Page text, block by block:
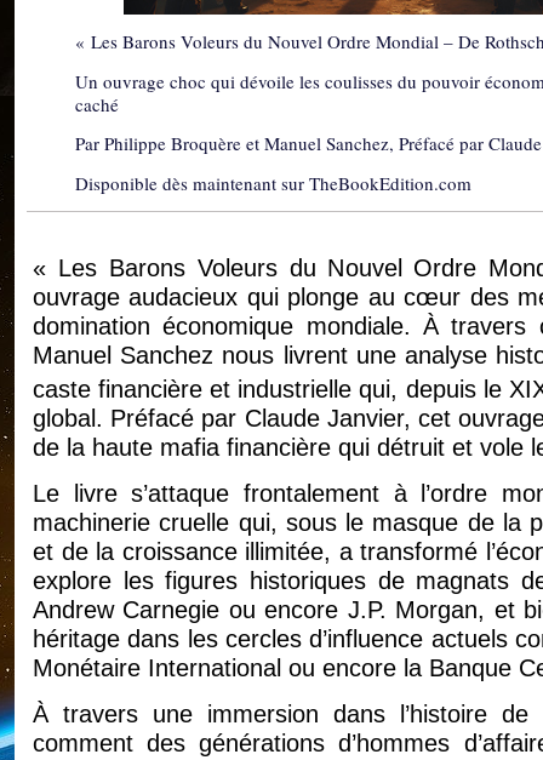
« Les Barons Voleurs du Nouvel Ordre Mondial – De
Un ouvrage choc qui dévoile les coulisses du pouvoir
caché
Par Philippe Broquère et Manuel Sanchez, Préfacé par
Disponible dès maintenant sur TheBookEdition.com
« Les Barons Voleurs du Nouvel Ordre
ouvrage audacieux qui plonge au cœur des
domination économique mondiale. À
Manuel Sanchez nous livrent une analyse
caste financière et industrielle qui, depuis le
global. Préfacé par Claude Janvier, cet
de la haute mafia financière qui détruit et vole
Le livre s’attaque frontalement à l’ordre
machinerie cruelle qui, sous le masque de la
et de la croissance illimitée, a transformé
explore les figures historiques de magnats
Andrew Carnegie ou encore J.P. Morgan, et
héritage dans les cercles d’influence actuels
Monétaire International ou encore la Banque
À travers une immersion dans l’histoire
comment des générations d’hommes